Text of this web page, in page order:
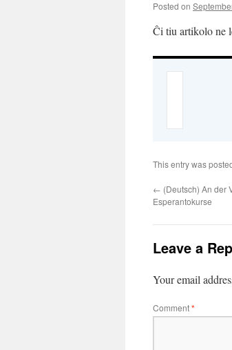
Posted on
Ĉi tiu artikolo ne
This entry was
← (Deutsch) An der
Esperantokurse
Leave a
Your email
Comment*